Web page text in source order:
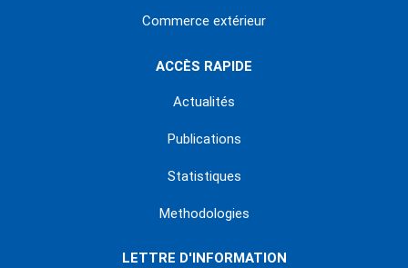
Commerce extérieur
ACCÈS RAPIDE
Actualités
Publications
Statistiques
Methodologies
LETTRE D'INFORMATION